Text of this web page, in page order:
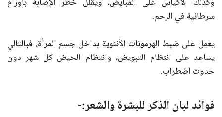
وكذلك الأكياس على المبايض، ويقلل خطر الإصابة بأورام
سرطانية في الرحم.
يعمل على ضبط الهرمونات الأنثوية بداخل جسم المرأة، فبالتالي
يساعد على انتظام التبويض، وانتظام الحيض كل شهر دون
حدوث اضطراب.
فوائد لبان الذكر للبشرة والشعر:-